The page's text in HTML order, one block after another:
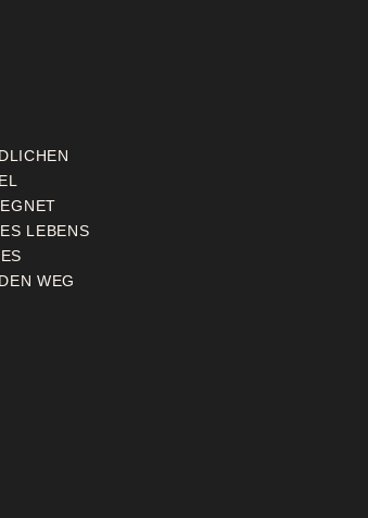
LEBENS
WEG